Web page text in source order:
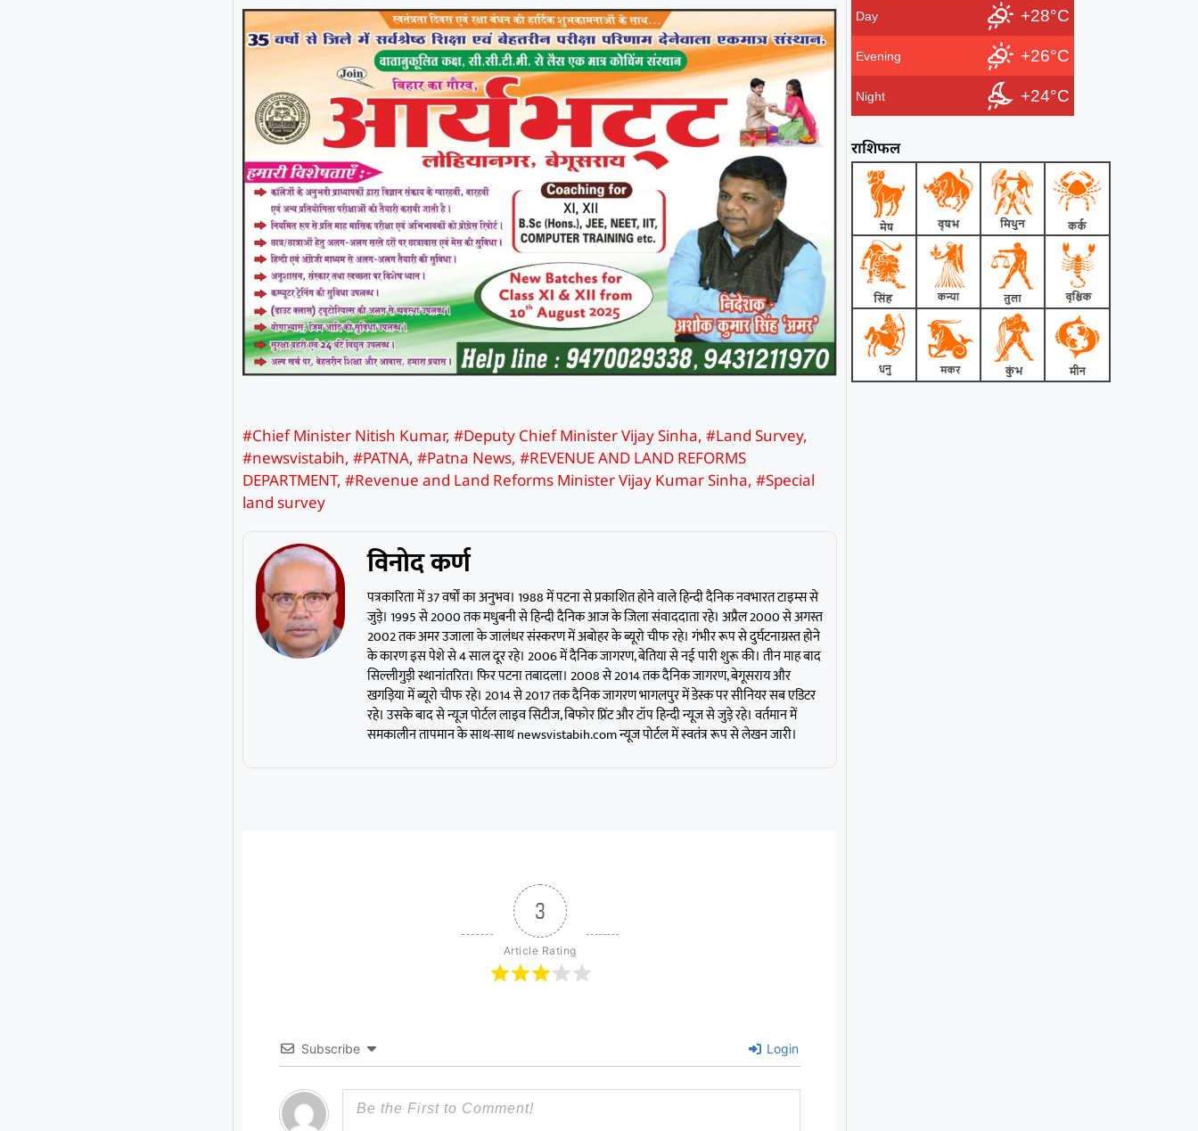
#Chief Minister Nitish Kumar,#Deputy Chief Minister Vijay Sinha,#Land Survey,
#newsvistabih,#PATNA,#Patna News,#REVENUE AND LAND REFORMS
DEPARTMENT,#Revenue and Land Reforms Minister Vijay Kumar Sinha,#Special
land survey
विनोद कर्ण
पत्रकारिता में 37 वर्षों का अनुभव। 1988 में पटना से प्रकाशित होने वाले हिन्दी दैनिक नवभारत टाइम्स से
जुड़े। 1995 से 2000 तक मधुबनी से हिन्दी दैनिक आज के जिला संवाददाता रहे। अप्रैल 2000 से अगस्त
2002 तक अमर उजाला के जालंधर संस्करण में अबोहर के ब्यूरो चीफ रहे। गंभीर रूप से दुर्घटनाग्रस्त होने
के कारण इस पेशे से 4 साल दूर रहे। 2006 में दैनिक जागरण, बेतिया से नई पारी शुरू की। तीन माह बाद
सिल्लीगुड़ी स्थानांतरित। फिर पटना तबादला। 2008 से 2014 तक दैनिक जागरण, बेगूसराय और
खगड़िया में ब्यूरो चीफ रहे। 2014 से 2017 तक दैनिक जागरण भागलपुर में डेस्क पर सीनियर सब एडिटर
रहे। उसके बाद से न्यूज पोर्टल लाइव सिटीज, बिफोर प्रिंट और टॉप हिन्दी न्यूज से जुड़े रहे। वर्तमान में
समकालीन तापमान के साथ-साथ newsvistabih.com न्यूज पोर्टल में स्वतंत्र रूप से लेखन जारी।
3
Article Rating
Subscribe Login
Day +28°C
Evening +26°C
Night +24°C
राशिफल